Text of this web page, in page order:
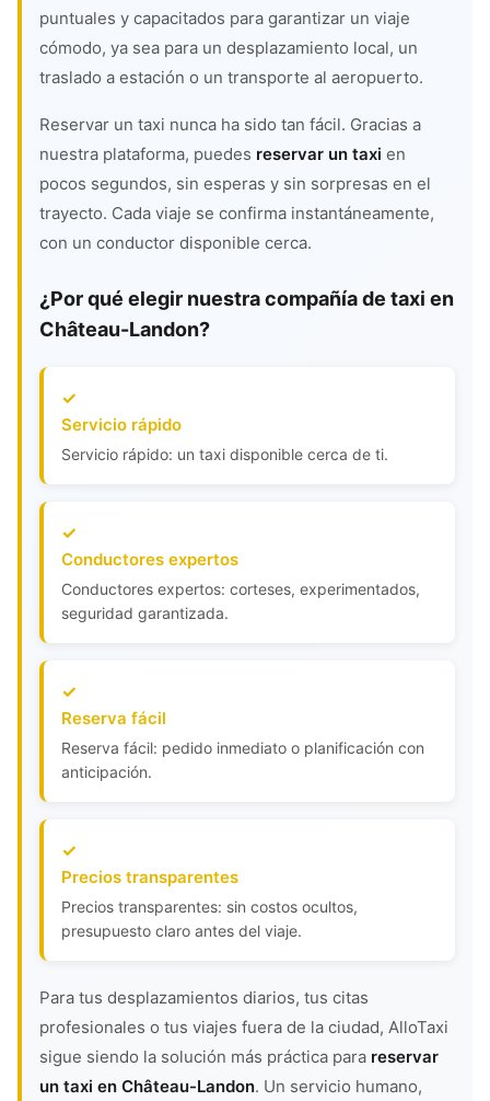
puntuales y capacitados para garantizar un viaje
cómodo, ya sea para un desplazamiento local, un
traslado a estación o un transporte al aeropuerto.
Reservar un taxi nunca ha sido tan fácil. Gracias a
nuestra plataforma, puedes reservar un taxi en
pocos segundos, sin esperas y sin sorpresas en el
trayecto. Cada viaje se confirma instantáneamente,
con un conductor disponible cerca.
¿Por qué elegir nuestra compañía de taxi en
Château-Landon?
Servicio rápido
Servicio rápido: un taxi disponible cerca de ti.
Conductores expertos
Conductores expertos: corteses, experimentados,
seguridad garantizada.
Reserva fácil
Reserva fácil: pedido inmediato o planificación con
anticipación.
Precios transparentes
Precios transparentes: sin costos ocultos,
presupuesto claro antes del viaje.
Para tus desplazamientos diarios, tus citas
profesionales o tus viajes fuera de la ciudad, AlloTaxi
sigue siendo la solución más práctica para reservar
un taxi en Château-Landon. Un servicio humano,